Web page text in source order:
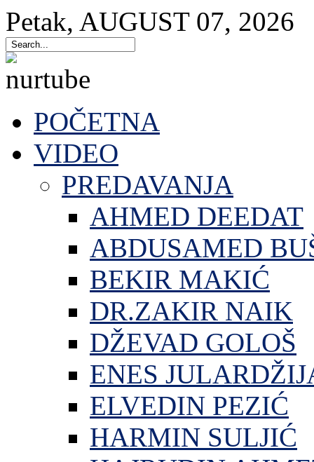
Petak, AUGUST 07, 2026
POČETNA
VIDEO
PREDAVANJA
AHMED DEEDAT
ABDUSAMED
BEKIR MAKIĆ
DR.ZAKIR NAIK
DŽEVAD GOLOŠ
ENES
ELVEDIN PEZIĆ
HARMIN SULJIĆ